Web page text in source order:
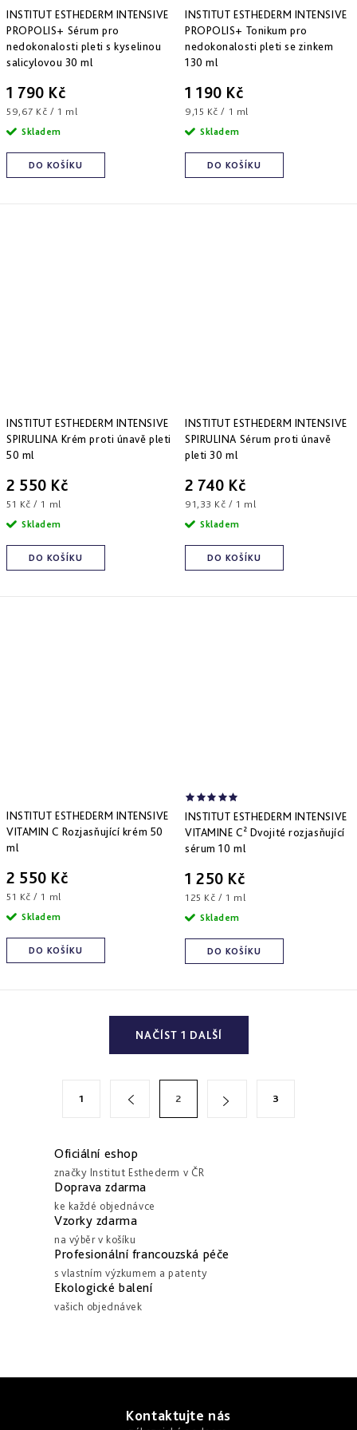
INSTITUT ESTHEDERM INTENSIVE
PROPOLIS+ Sérum pro
nedokonalosti pleti s kyselinou
salicylovou 30 ml
1 790 Kč
Měrná
cena:
59,67 Kč / 1 ml
DO KOŠÍKU
Skladem
INSTITUT ESTHEDERM INTENSIVE
PROPOLIS+ Tonikum pro
nedokonalosti pleti se zinkem
130 ml
1 190 Kč
Měrná
cena:
9,15 Kč / 1 ml
DO KOŠÍKU
Skladem
INSTITUT ESTHEDERM INTENSIVE
SPIRULINA Krém proti únavě pleti
50 ml
2 550 Kč
Měrná
cena:
51 Kč / 1 ml
DO KOŠÍKU
Skladem
INSTITUT ESTHEDERM INTENSIVE
SPIRULINA Sérum proti únavě
pleti 30 ml
2 740 Kč
Měrná
cena:
91,33 Kč / 1 ml
DO KOŠÍKU
Skladem
INSTITUT ESTHEDERM INTENSIVE
VITAMIN C Rozjasňující krém 50
ml
2 550 Kč
Měrná
cena:
51 Kč / 1 ml
DO KOŠÍKU
Skladem
INSTITUT ESTHEDERM INTENSIVE
VITAMINE C² Dvojité rozjasňující
sérum 10 ml
1 250 Kč
Měrná
cena:
125 Kč / 1 ml
DO KOŠÍKU
Skladem
s
NAČÍST 1 DALŠÍ
1 2 3
Oficiální eshop
značky Institut Esthederm v ČR
Doprava zdarma
ke každé objednávce
Vzorky zdarma
na výběr v košíku
Profesionální francouzská péče
s vlastním výzkumem a patenty
Ekologické balení
vašich objednávek
Kontaktujte nás